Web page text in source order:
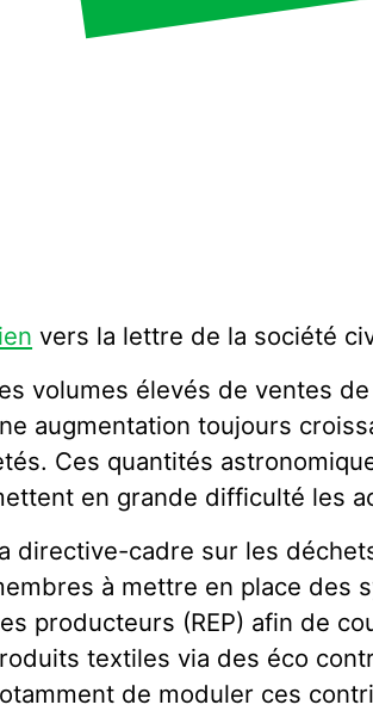
vers la lettre de la société
volumes élevés de ventes
augmentation toujours
Ces quantités
en grande difficulté les
directive-cadre sur les
à mettre en place des
producteurs (REP) afin de
textiles via des éco
de moduler ces